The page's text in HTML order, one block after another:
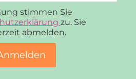
stimmen Sie
zu. Sie
abmelden.